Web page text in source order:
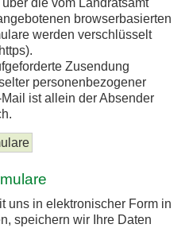
die vom Landratsamt
browserbasierten
werden verschlüsselt
Zusendung
personenbezogener
ist allein der Absender
uns in elektronischer Form in
speichern wir Ihre Daten